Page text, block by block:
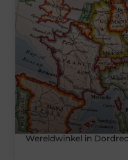
Wereldwinkel in